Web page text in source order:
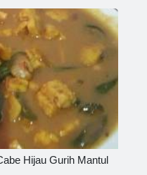
Hijau Gurih Mantul